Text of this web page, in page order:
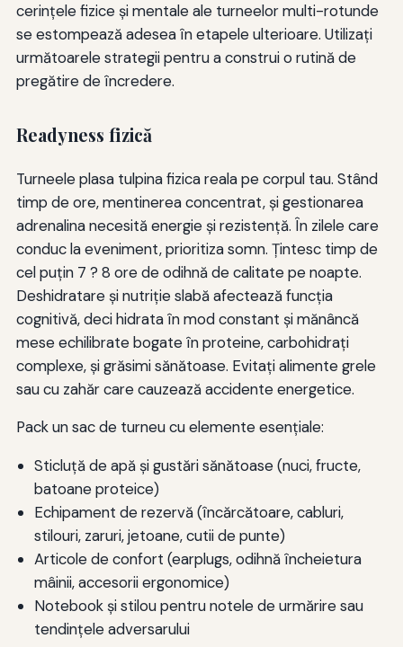
cerinţele fizice şi mentale ale turneelor multi-rotunde
se estompează adesea în etapele ulterioare. Utilizaţi
următoarele strategii pentru a construi o rutină de
pregătire de încredere.
Readyness fizică
Turneele plasa tulpina fizica reala pe corpul tau. Stând
timp de ore, mentinerea concentrat, şi gestionarea
adrenalina necesită energie şi rezistenţă. În zilele care
conduc la eveniment, prioritiza somn. Ţintesc timp de
cel puţin 7 ? 8 ore de odihnă de calitate pe noapte.
Deshidratare şi nutriţie slabă afectează funcţia
cognitivă, deci hidrata în mod constant şi mănâncă
mese echilibrate bogate în proteine, carbohidraţi
complexe, şi grăsimi sănătoase. Evitaţi alimente grele
sau cu zahăr care cauzează accidente energetice.
Pack un sac de turneu cu elemente esențiale:
Sticluță de apă și gustări sănătoase (nuci, fructe,
batoane proteice)
Echipament de rezervă (încărcătoare, cabluri,
stilouri, zaruri, jetoane, cutii de punte)
Articole de confort (earplugs, odihnă încheietura
mâinii, accesorii ergonomice)
Notebook și stilou pentru notele de urmărire sau
tendințele adversarului